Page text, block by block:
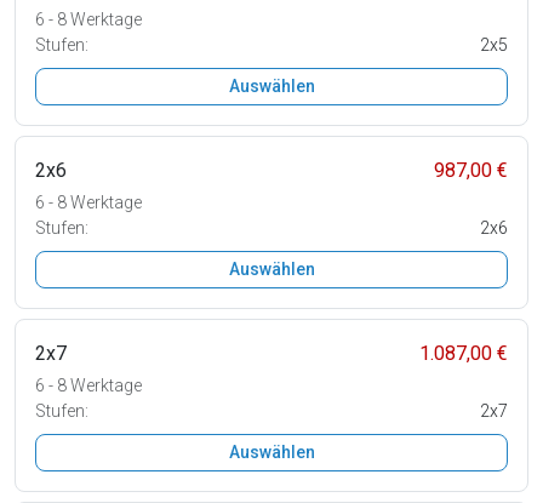
6 - 8 Werktage
Stufen:
2x5
Auswählen
2x6 987,00 €
6 - 8 Werktage
Stufen:
2x6
Auswählen
2x7 1.087,00 €
6 - 8 Werktage
Stufen:
2x7
Auswählen